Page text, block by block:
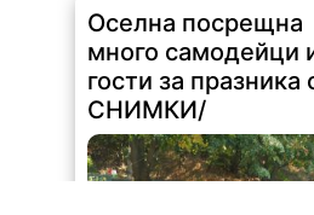
Оселна посрещна
много самодейци
гости за празника
СНИМКИ/